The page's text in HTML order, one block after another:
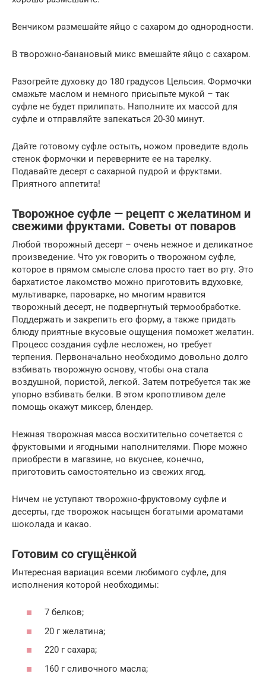
Венчиком размешайте яйцо с сахаром до однородности.
В творожно-банановый микс вмешайте яйцо с сахаром.
Разогрейте духовку до 180 градусов Цельсия. Формочки
смажьте маслом и немного присыпьте мукой – так
суфле не будет прилипать. Наполните их массой для
суфле и отправляйте запекаться 20-30 минут.
Дайте готовому суфле остыть, ножом проведите вдоль
стенок формочки и переверните ее на тарелку.
Подавайте десерт с сахарной пудрой и фруктами.
Приятного аппетита!
Творожное суфле — рецепт с желатином и
свежими фруктами. Советы от поваров
Любой творожный десерт – очень нежное и деликатное
произведение. Что уж говорить о творожном суфле,
которое в прямом смысле слова просто тает во рту. Это
бархатистое лакомство можно приготовить вдуховке,
мультиварке, пароварке, но многим нравится
творожный десерт, не подвергнутый термообработке.
Поддержать и закрепить его форму, а также придать
блюду приятные вкусовые ощущения поможет желатин.
Процесс создания суфле несложен, но требует
терпения. Первоначально необходимо довольно долго
взбивать творожную основу, чтобы она стала
воздушной, пористой, легкой. Затем потребуется так же
упорно взбивать белки. В этом кропотливом деле
помощь окажут миксер, блендер.
Нежная творожная масса восхитительно сочетается с
фруктовыми и ягодными наполнителями. Пюре можно
приобрести в магазине, но вкуснее, конечно,
приготовить самостоятельно из свежих ягод.
Ничем не уступают творожно-фруктовому суфле и
десерты, где творожок насыщен богатыми ароматами
шоколада и какао.
Готовим со сгущёнкой
Интересная вариация всеми любимого суфле, для
исполнения которой необходимы:
7 белков;
20 г желатина;
220 г сахара;
160 г сливочного масла;